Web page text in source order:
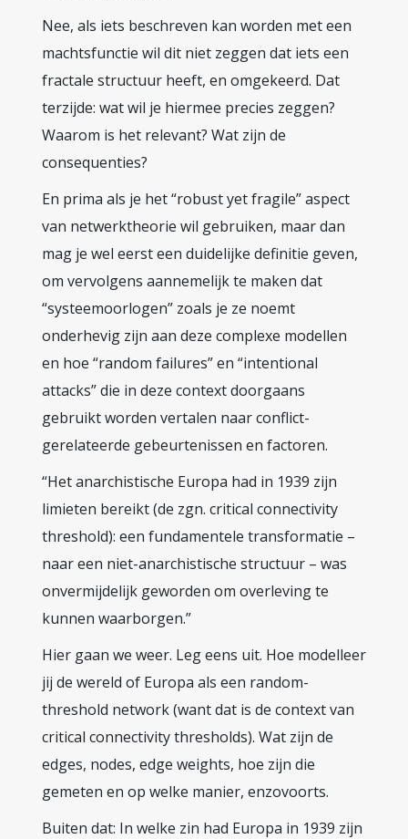
Nee, als iets beschreven kan worden met een
machtsfunctie wil dit niet zeggen dat iets een
fractale structuur heeft, en omgekeerd. Dat
terzijde: wat wil je hiermee precies zeggen?
Waarom is het relevant? Wat zijn de
consequenties?
En prima als je het “robust yet fragile” aspect
van netwerktheorie wil gebruiken, maar dan
mag je wel eerst een duidelijke definitie geven,
om vervolgens aannemelijk te maken dat
“systeemoorlogen” zoals je ze noemt
onderhevig zijn aan deze complexe modellen
en hoe “random failures” en “intentional
attacks” die in deze context doorgaans
gebruikt worden vertalen naar conflict-
gerelateerde gebeurtenissen en factoren.
“Het anarchistische Europa had in 1939 zijn
limieten bereikt (de zgn. critical connectivity
threshold): een fundamentele transformatie –
naar een niet-anarchistische structuur – was
onvermijdelijk geworden om overleving te
kunnen waarborgen.”
Hier gaan we weer. Leg eens uit. Hoe modelleer
jij de wereld of Europa als een random-
threshold network (want dat is de context van
critical connectivity thresholds). Wat zijn de
edges, nodes, edge weights, hoe zijn die
gemeten en op welke manier, enzovoorts.
Buiten dat: In welke zin had Europa in 1939 zijn